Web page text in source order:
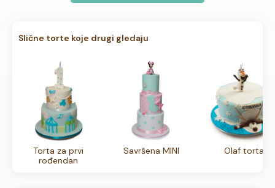
Slične torte koje drugi gledaju
Torta za prvi
rođendan
Savršena MINI Olaf torta